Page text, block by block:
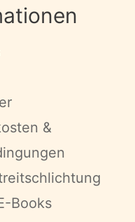
&
Books